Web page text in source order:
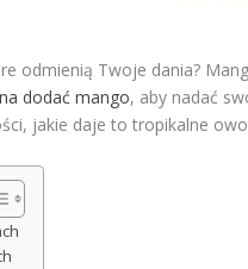
odmienią Twoje dania?
dodać mango, aby nadać
jakie daje to tropikalne